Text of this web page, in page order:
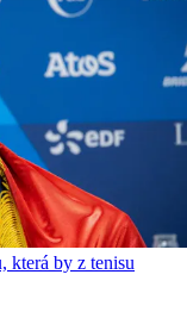
která by z tenisu